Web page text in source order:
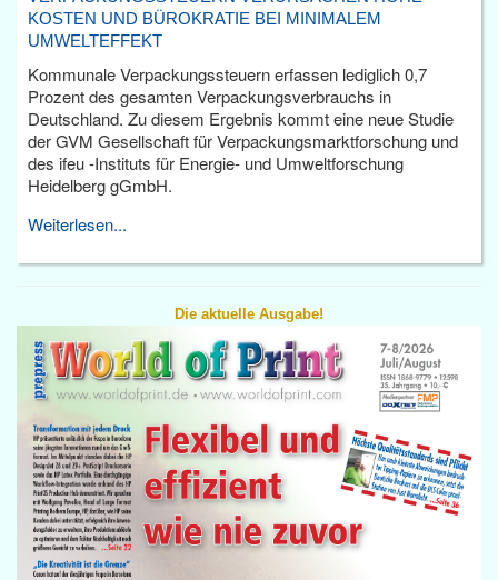
KOSTEN UND BÜROKRATIE BEI MINIMALEM
UMWELTEFFEKT
Kommunale Verpackungssteuern erfassen lediglich 0,7
Prozent des gesamten Verpackungsverbrauchs in
Deutschland. Zu diesem Ergebnis kommt eine neue Studie
der GVM Gesellschaft für Verpackungsmarktforschung und
des ifeu -Instituts für Energie- und Umweltforschung
Heidelberg gGmbH.
Weiterlesen...
Die aktuelle Ausgabe!